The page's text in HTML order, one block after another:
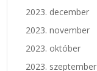
2023. december
2023. november
2023. október
2023. szeptember